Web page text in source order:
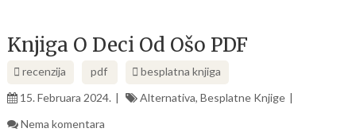
Knjiga O Deci Od Ošo PDF
recenzija pdf
besplatna knjiga
15. Februara 2024.
Alternativa, Besplatne Knjige
Nema komentara